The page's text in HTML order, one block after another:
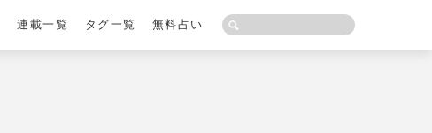
連載一覧 タグ一覧 無料占い